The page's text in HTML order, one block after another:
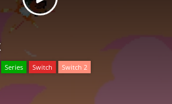
Series Switch Switch 2